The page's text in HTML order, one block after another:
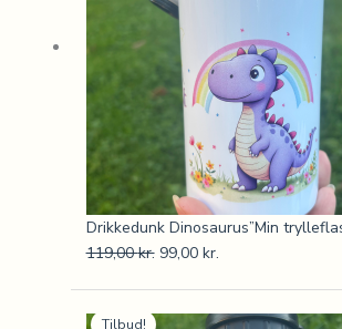
Drikkedunk Dinosaurus”Min
119,00kr. 99,00 kr.
Tilbud!